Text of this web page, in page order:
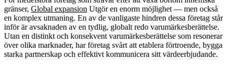
gränser, Global expansion Utgör en enorm möjlighet — men också
en komplex utmaning. En av de vanligaste hindren dessa företag står
inför är avsaknaden av en tydlig, globalt redo varumärkesberättelse.
Utan en distinkt och konsekvent varumärkesberättelse som resonerar
över olika marknader, har företag svårt att etablera förtroende, bygga
starka partnerskap och effektivt kommunicera sitt värdeerbjudande.